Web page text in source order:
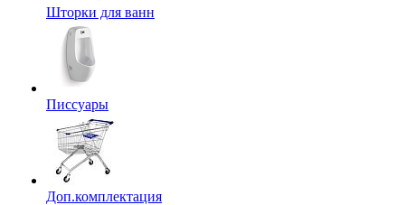
Шторки для ванн
Писсуары
Доп.комплектация